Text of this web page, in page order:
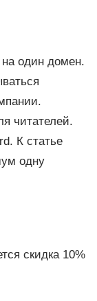
один домен.
читателей.
К статье
одну
скидка 10%